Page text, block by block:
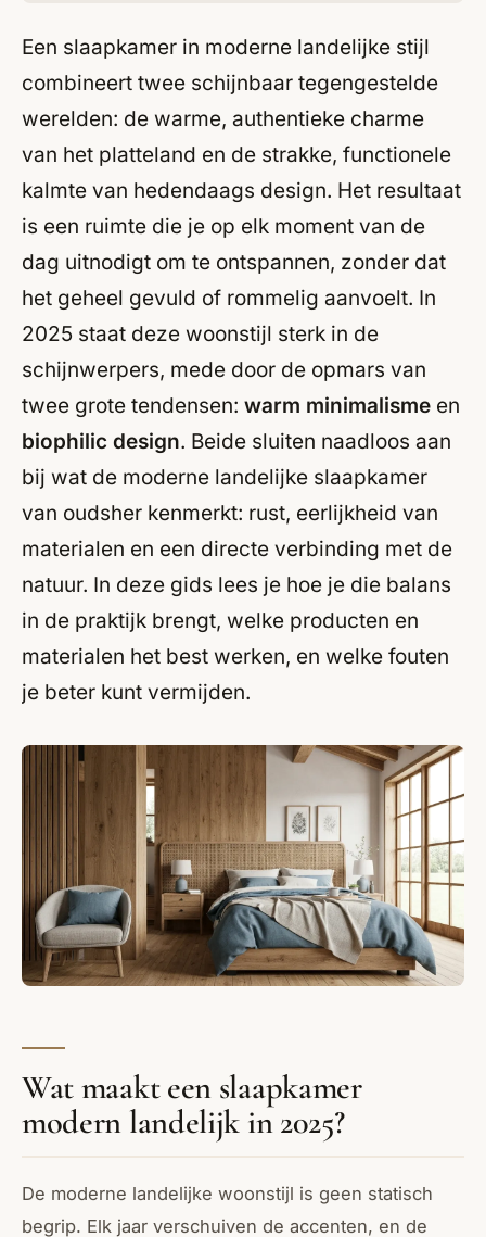
Een slaapkamer in moderne landelijke stijl
combineert twee schijnbaar tegengestelde
werelden: de warme, authentieke charme
van het platteland en de strakke, functionele
kalmte van hedendaags design. Het resultaat
is een ruimte die je op elk moment van de
dag uitnodigt om te ontspannen, zonder dat
het geheel gevuld of rommelig aanvoelt. In
2025 staat deze woonstijl sterk in de
schijnwerpers, mede door de opmars van
twee grote tendensen: warm minimalisme en
biophilic design. Beide sluiten naadloos aan
bij wat de moderne landelijke slaapkamer
van oudsher kenmerkt: rust, eerlijkheid van
materialen en een directe verbinding met de
natuur. In deze gids lees je hoe je die balans
in de praktijk brengt, welke producten en
materialen het best werken, en welke fouten
je beter kunt vermijden.
Wat maakt een slaapkamer
modern landelijk in 2025?
De moderne landelijke woonstijl is geen statisch
begrip. Elk jaar verschuiven de accenten, en de